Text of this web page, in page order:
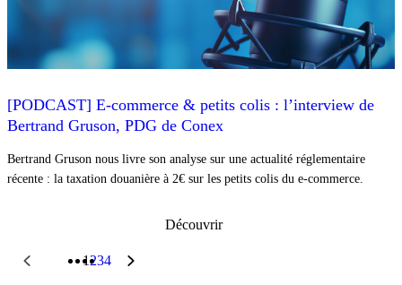
[PODCAST] E-commerce & petits colis : l’interview de
Bertrand Gruson, PDG de Conex
Bertrand Gruson nous livre son analyse sur une actualité réglementaire
récente : la taxation douanière à 2€ sur les petits colis du e-commerce.
Découvrir
1234